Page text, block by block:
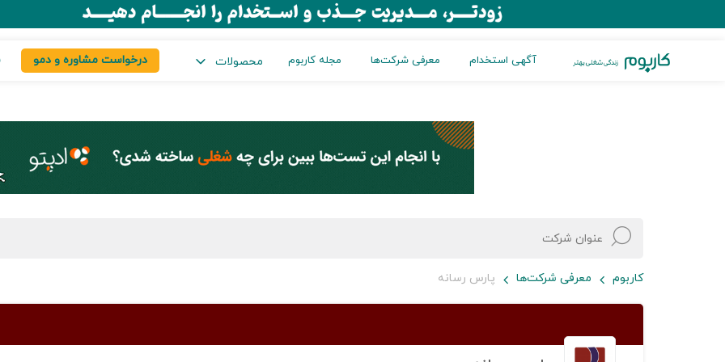
آگهی استخدام معرفی شرکت‌ها مجله کاربوم محصولات درخواست مشاوره و دمو
کاربوم معرفی شرکت‌ها پارس رسانه